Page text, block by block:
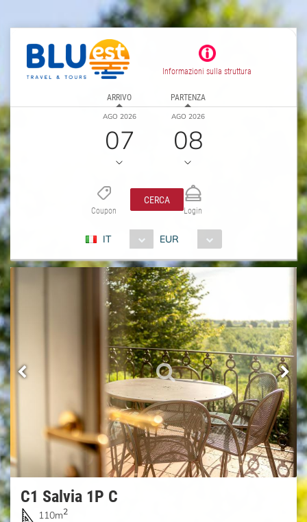
Informazioni sulla struttura
ARRIVO
AGO 2026
07
PARTENZA
AGO 2026
08
Coupon
CERCA
Login
IT EUR
C1 Salvia 1P C
110m2